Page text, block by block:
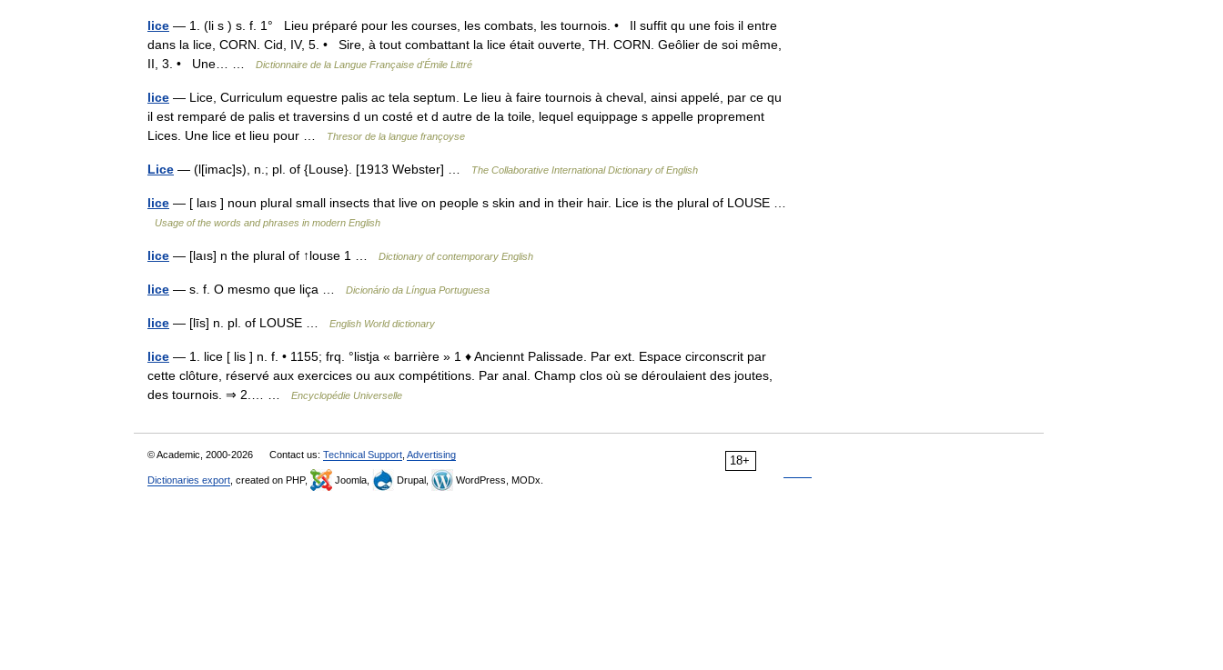
lice — 1. (li s ) s. f. 1° Lieu préparé pour les courses, les combats, les tournois. • Il suffit qu une fois il entre
dans la lice, CORN. Cid, IV, 5. • Sire, à tout combattant la lice était ouverte, TH. CORN. Geôlier de soi même,
II, 3. • Une… …
Dictionnaire de la Langue Française d'Émile Littré
lice — Lice, Curriculum equestre palis ac tela septum. Le lieu à faire tournois à cheval, ainsi appelé, par ce qu
il est remparé de palis et traversins d un costé et d autre de la toile, lequel equippage s appelle proprement
Lices. Une lice et lieu pour …
Thresor de la langue françoyse
Lice — (l[imac]s), n.; pl. of {Louse}. [1913 Webster] … The Collaborative International Dictionary of English
lice — [ laıs ] noun plural small insects that live on people s skin and in their hair. Lice is the plural of LOUSE …
Usage of the words and phrases in modern English
lice — [laıs] n the plural of ↑louse 1 … Dictionary of contemporary English
lice — s. f. O mesmo que liça … Dicionário da Língua Portuguesa
lice — [līs] n. pl. of LOUSE … English World dictionary
lice — 1. lice [ lis ] n. f. • 1155; frq. °listja « barrière » 1 ♦ Anciennt Palissade. Par ext. Espace circonscrit par
cette clôture, réservé aux exercices ou aux compétitions. Par anal. Champ clos où se déroulaient des joutes,
des tournois. ⇒ 2.… …
Encyclopédie Universelle
18+
© Academic, 2000-2026 Contact us: Technical Support Advertising
Dictionaries export , created on PHP, Joomla, Drupal, WordPress, MODx.